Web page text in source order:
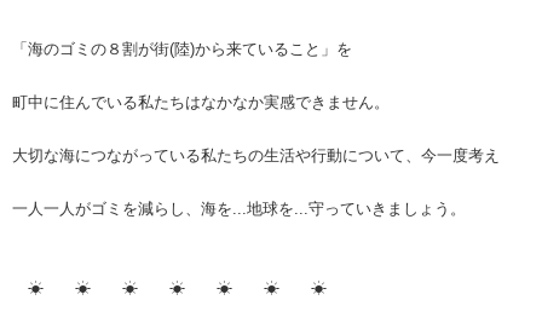
「海のゴミの８割が街(陸)から来ていること」を
町中に住んでいる私たちはなかなか実感できません。
大切な海につながっている私たちの生活や行動について、今一度考え
一人一人がゴミを減らし、海を...地球を...守っていきましょう。
☀ ☀ ☀ ☀ ☀ ☀ ☀